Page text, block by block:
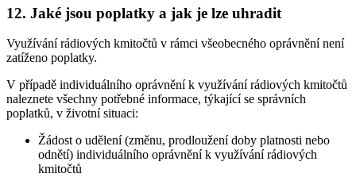
12. Jaké jsou poplatky a jak je lze uhradit
Využívání rádiových kmitočtů v rámci všeobecného oprávnění není
zatíženo poplatky.
V případě individuálního oprávnění k využívání rádiových kmitočtů
naleznete všechny potřebné informace, týkající se správních
poplatků, v životní situaci:
Žádost o udělení (změnu, prodloužení doby platnosti nebo
odnětí) individuálního oprávnění k využívání rádiových
kmitočtů